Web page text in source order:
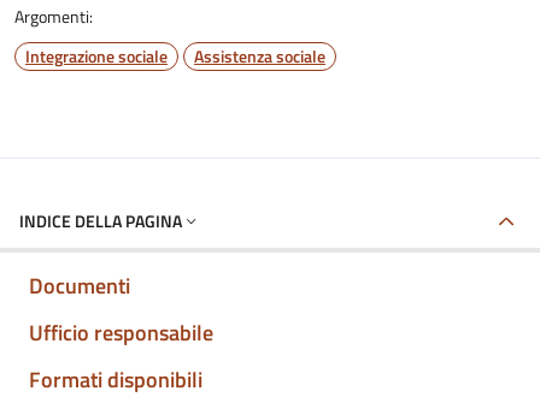
Argomenti:
Integrazione sociale
Assistenza sociale
INDICE DELLA PAGINA
Documenti
Ufficio responsabile
Formati disponibili